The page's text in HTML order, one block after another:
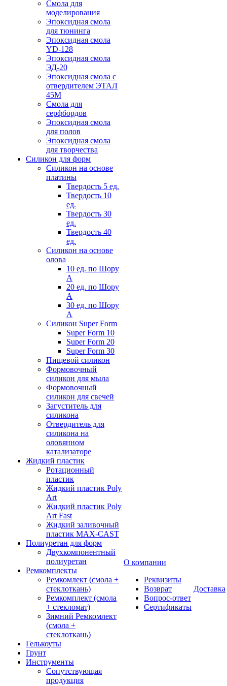
Смола для
моделирования
Эпоксидная смола
для тюнинга
Эпоксидная смола
YD-128
Эпоксидная смола
ЭД-20
Эпоксидная смола с
отвердителем ЭТАЛ
45М
Смола для
серфбордов
Эпоксидная смола
для полов
Эпоксидная смола
для творчества
Силикон для форм
Силикон на основе
платины
Твердость 5 ед.
Твердость 10
ед.
Твердость 30
ед.
Твердость 40
ед.
Силикон на основе
олова
10 ед. по Шору
А
20 ед. по Шору
А
30 ед. по Шору
А
Силикон Super Form
Super Form 10
Super Form 20
Super Form 30
Пищевой силикон
Формовочный
силикон для мыла
Формовочный
силикон для свечей
Загуститель для
силикона
Отвердитель для
силикона на
оловянном
катализаторе
Жидкий пластик
Ротационный
пластик
Жидкий пластик Poly
Art
Жидкий пластик Poly
Art Fast
Жидкий заливочный
пластик MAX-CAST
Полиуретан для форм
Двухкомпонентный
полиуретан
Ремкомплекты
Ремкомлект (смола +
стеклоткань)
Ремкомплект (смола
+ стекломат)
Зимний Ремкомлект
(смола +
стеклоткань)
Гелькоуты
Грунт
Инструменты
Сопутствующая
продукция
О компании
Реквизиты
Возврат
Вопрос-ответ
Сертификаты
Доставка